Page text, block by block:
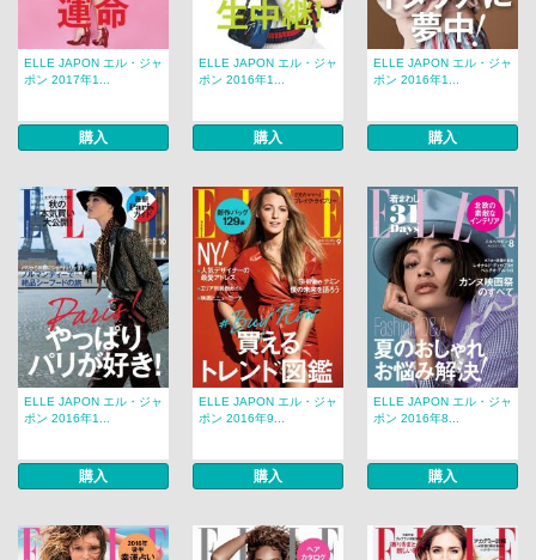
ELLE JAPON エル・ジャ
ポン 2017年1...
購入
ELLE JAPON エル・ジャ
ポン 2016年1...
購入
ELLE JAPON エル・ジャ
ポン 2016年1...
購入
ELLE JAPON エル・ジャ
ポン 2016年1...
購入
ELLE JAPON エル・ジャ
ポン 2016年9...
購入
ELLE JAPON エル・ジャ
ポン 2016年8...
購入